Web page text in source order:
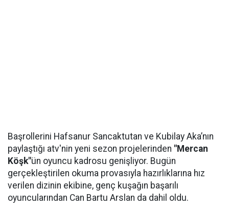
Başrollerini Hafsanur Sancaktutan ve Kubilay Aka’nın
paylaştığı atv'nin yeni sezon projelerinden "Mercan
Köşk"ün oyuncu kadrosu genişliyor. Bugün
gerçekleştirilen okuma provasıyla hazırlıklarına hız
verilen dizinin ekibine, genç kuşağın başarılı
oyuncularından Can Bartu Arslan da dahil oldu.